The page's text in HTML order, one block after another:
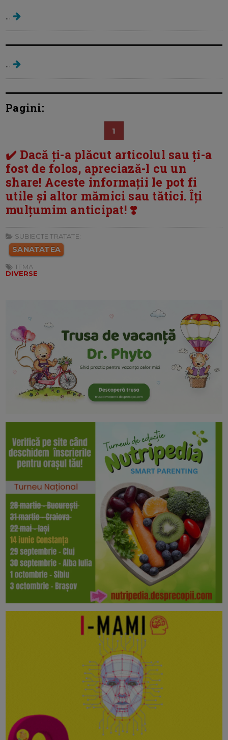
...
...
Pagini:
1
✔️ Dacă ți-a plăcut articolul sau ți-a
fost de folos, apreciază-l cu un
share! Aceste informații le pot fi
utile și altor mămici sau tătici. Îți
mulțumim anticipat! ❣️
SUBIECTE TRATATE:
SANATATEA
TEMA:
DIVERSE